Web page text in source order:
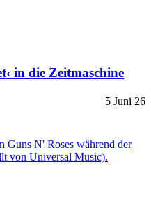
in die Zeitmaschine
5 Juni 26